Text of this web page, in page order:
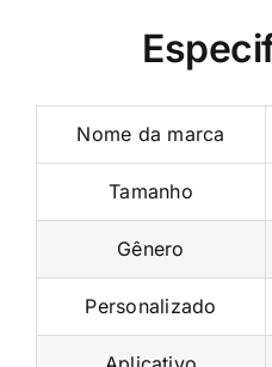
Nome da marca
Tamanho
Gênero
Personalizado
Aplicativo